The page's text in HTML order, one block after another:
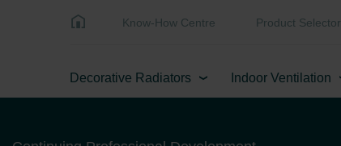
Know-How Centre Product Selector
Decorative Radiators Indoor Ventilation